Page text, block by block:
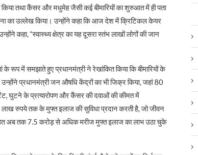
तथा कैंसर और मधुमेह जैसी कई बीमारियों का शुरुआत में ही पता
का उल्लेख किया। उन्होंने कहा कि आज देश में क्रिटिकल केयर
कहा, “स्वास्थ्य क्षेत्र का यह दूसरा स्तंभ लाखों लोगों की जान
रूप में समझाते हुए प्रधानमंत्री ने रेखांकित किया कि बीमारियों के
प्रधानमंत्री जन औषधि केंद्रों का भी जिक्र किया, जहां 80
घुटने के प्रत्यारोपण और कैंसर की दवाओं की कीमत में
रुपये तक के मुफ्त इलाज की सुविधा प्रदान करती है, जो जीवन
तहत अब तक 7.5 करोड़ से अधिक मरीज मुफ्त इलाज का लाभ उठा चुके